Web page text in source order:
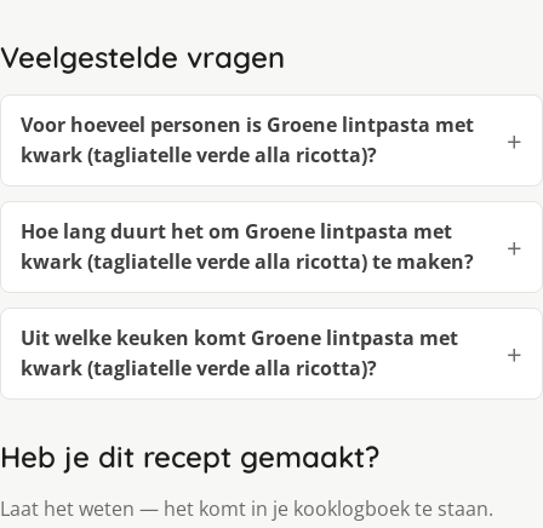
Veelgestelde vragen
Voor hoeveel personen is Groene lintpasta met
kwark (tagliatelle verde alla ricotta)?
Hoe lang duurt het om Groene lintpasta met
kwark (tagliatelle verde alla ricotta) te maken?
Uit welke keuken komt Groene lintpasta met
kwark (tagliatelle verde alla ricotta)?
Heb je dit recept gemaakt?
Laat het weten — het komt in je kooklogboek te staan.